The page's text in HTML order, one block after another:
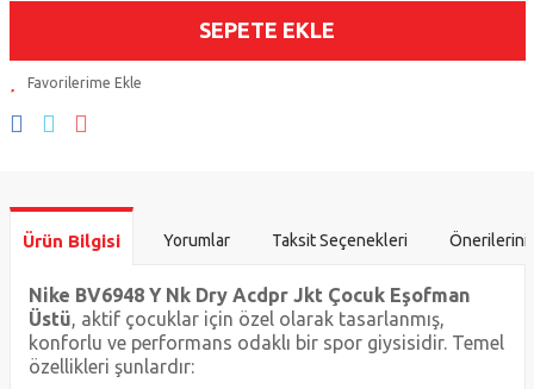
SEPETE EKLE
Ürün Bilgisi Yorumlar Taksit Seçenekleri
Nike BV6948 Y Nk Dry Acdpr Jkt Çocuk Eşofman
Üstü, aktif çocuklar için özel olarak tasarlanmış,
konforlu ve performans odaklı bir spor giysisidir. Temel
özellikleri şunlardır: